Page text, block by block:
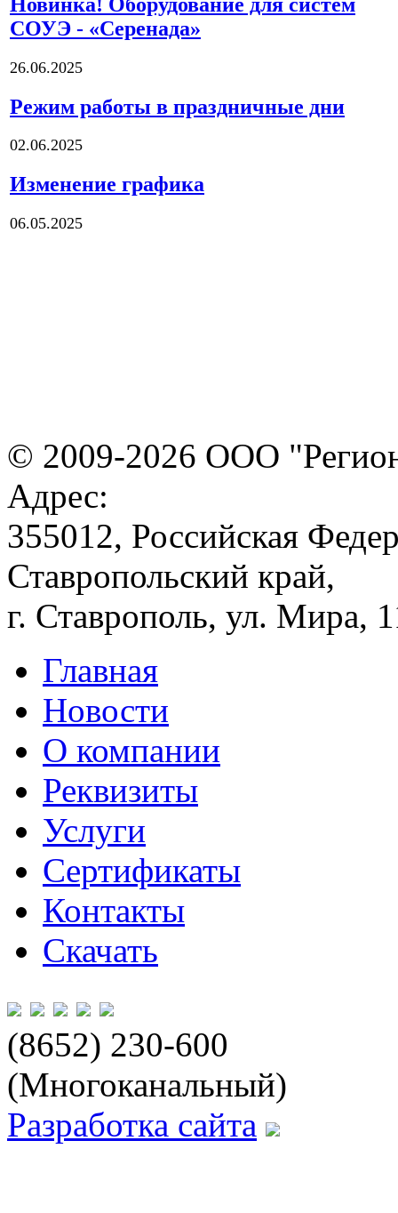
СОУЭ - «Серенада»
26.06.2025
Режим работы в праздничные дни
02.06.2025
Изменение графика
06.05.2025
© 2009-2026 ООО
Адрес:
355012, Российская
Ставропольский край,
г. Ставрополь, ул. Мира,
Главная
Новости
О компании
Реквизиты
Услуги
Сертификаты
Контакты
Скачать
(8652) 230-600
(Многоканальный)
Разработка сайта